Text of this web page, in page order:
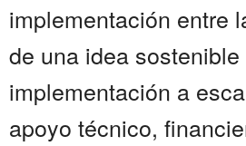
implementación entre
de una idea sostenible
implementación a
apoyo técnico,